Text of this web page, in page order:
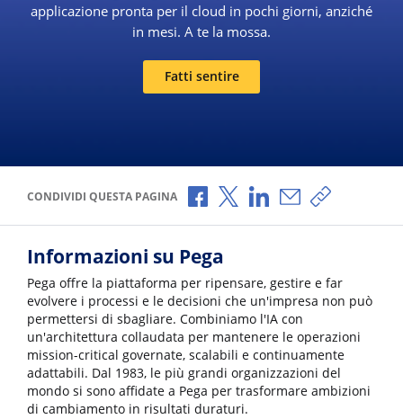
applicazione pronta per il cloud in pochi giorni, anziché
in mesi. A te la mossa.
Fatti sentire
CONDIVIDI QUESTA PAGINA Condividi via Facebook
Condividi via X
Condividi via
Condividi via e-
Copia link
Informazioni su Pega
Pega offre la piattaforma per ripensare, gestire e far
evolvere i processi e le decisioni che un'impresa non può
permettersi di sbagliare. Combiniamo l'IA con
un'architettura collaudata per mantenere le operazioni
mission-critical governate, scalabili e continuamente
adattabili. Dal 1983, le più grandi organizzazioni del
mondo si sono affidate a Pega per trasformare ambizioni
di cambiamento in risultati duraturi.